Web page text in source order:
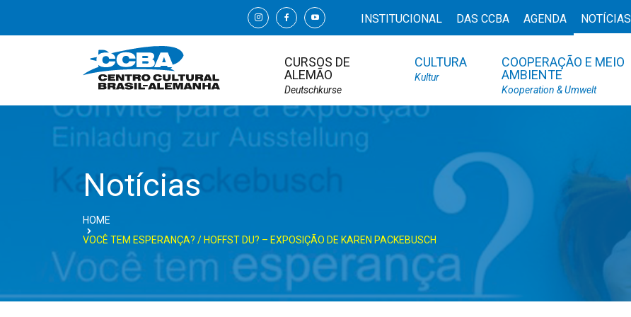
INSTITUCIONAL DAS CCBA AGENDA NOTÍCIAS
CURSOS DE
ALEMÃO
Deutschkurse
CULTURA
Kultur
COOPERAÇÃO E MEIO
AMBIENTE
Kooperation & Umwelt
Notícias
HOME
VOCÊ TEM ESPERANÇA? / HOFFST DU? – EXPOSIÇÃO DE KAREN PACKEBUSCH